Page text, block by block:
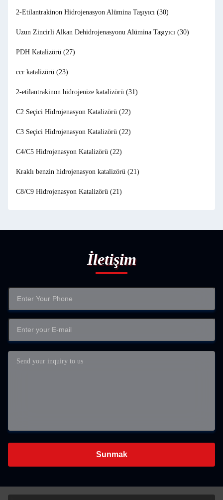
2-Etilantrakinon Hidrojenasyon Alümina Taşıyıcı (30)
Uzun Zincirli Alkan Dehidrojenasyonu Alümina Taşıyıcı (30)
PDH Katalizörü (27)
ccr katalizörü (23)
2-etilantrakinon hidrojenize katalizörü (31)
C2 Seçici Hidrojenasyon Katalizörü (22)
C3 Seçici Hidrojenasyon Katalizörü (22)
C4/C5 Hidrojenasyon Katalizörü (22)
Kraklı benzin hidrojenasyon katalizörü (21)
C8/C9 Hidrojenasyon Katalizörü (21)
İletişim
Sunmak